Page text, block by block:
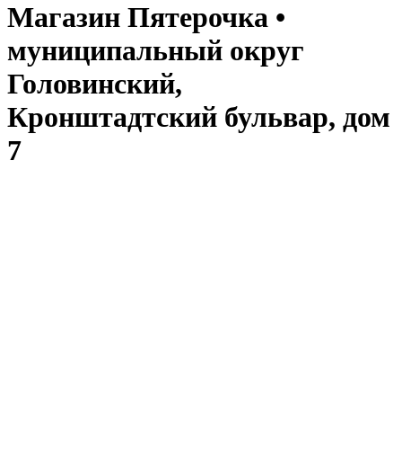
Магазин Пятерочка •
муниципальный округ
Головинский,
Кронштадтский бульвар, дом
7